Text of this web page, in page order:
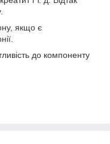
якщо є
до компоненту